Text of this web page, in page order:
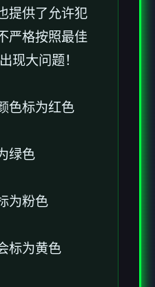
提供了允许犯
严格按照最佳
现大问题！
色标为红色
绿色
为粉色
标为黄色